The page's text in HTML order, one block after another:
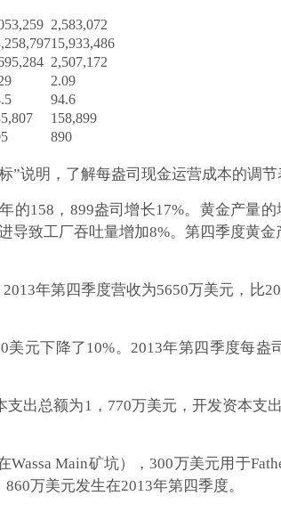
2,583,072
15,933,486
2,507,172
2.09
94.6
158,899
890
”说明，了解每盎司现金运营成本的调节
158，899盎司增长17%。黄金产量
导致工厂吞吐量增加8%。第四季度黄
年第四季度营收为5650万美元，比
元下降了10%。2013年第四季度每
出总额为1，770万美元，开发资本支
Main矿坑），300万美元用于
万美元发生在2013年第四季度。